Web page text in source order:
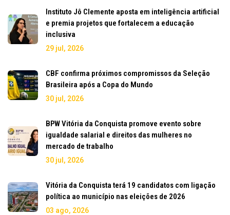
Instituto Jô Clemente aposta em inteligência artificial
e premia projetos que fortalecem a educação
inclusiva
29 jul, 2026
CBF confirma próximos compromissos da Seleção
Brasileira após a Copa do Mundo
30 jul, 2026
BPW Vitória da Conquista promove evento sobre
igualdade salarial e direitos das mulheres no
mercado de trabalho
30 jul, 2026
Vitória da Conquista terá 19 candidatos com ligação
política ao município nas eleições de 2026
03 ago, 2026